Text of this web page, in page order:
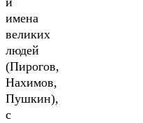
имена
великих
людей
(Пирогов,
Нахимов,
Пушкин),
с